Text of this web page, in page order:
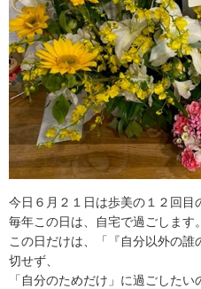
今日６月２１日は歩美の１２回目
毎年この日は、自宅で過ごします。
この日だけは、「『自分以外の
切せず、
「自分のためだけ」に過ごしたい